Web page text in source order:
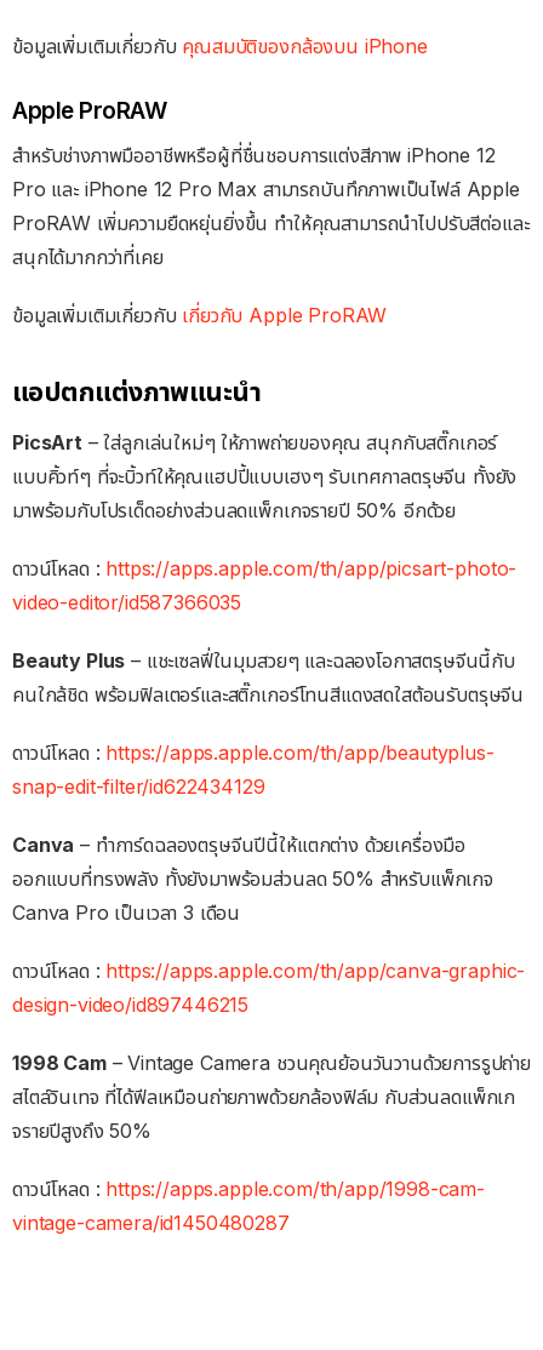
ข้อมูลเพิ่มเติมเกี่ยวกับ คุณสมบัติของกล้องบน iPhone
Apple ProRAW
สำหรับช่างภาพมืออาชีพหรือผู้ที่ชื่นชอบการแต่งสีภาพ iPhone 12
Pro และ iPhone 12 Pro Max สามารถบันทึกภาพเป็นไฟล์ Apple
ProRAW เพิ่มความยืดหยุ่นยิ่งขึ้น ทำให้คุณสามารถนำไปปรับสีต่อและ
สนุกได้มากกว่าที่เคย
ข้อมูลเพิ่มเติมเกี่ยวกับ เกี่ยวกับ Apple ProRAW
แอปตกแต่งภาพแนะนำ
PicsArt– ใส่ลูกเล่นใหม่ๆ ให้ภาพถ่ายของคุณ สนุกกับสติ๊กเกอร์
แบบคิ้วท์ๆ ที่จะบิ้วท์ให้คุณแฮปปี้แบบเฮงๆ รับเทศกาลตรุษจีน ทั้งยัง
มาพร้อมกับโปรเด็ดอย่างส่วนลดแพ็กเกจรายปี 50% อีกด้วย
ดาวน์โหลด : https://apps.apple.com/th/app/picsart-photo-
video-editor/id587366035
Beauty Plus – แชะเซลฟี่ในมุมสวยๆ และฉลองโอกาสตรุษจีนนี้กับ
คนใกล้ชิด พร้อมฟิลเตอร์และสติ๊กเกอร์โทนสีแดงสดใสต้อนรับตรุษจีน
ดาวน์โหลด : https://apps.apple.com/th/app/beautyplus-
snap-edit-filter/id622434129
Canva – ทำการ์ดฉลองตรุษจีนปีนี้ให้แตกต่าง ด้วยเครื่องมือ
ออกแบบที่ทรงพลัง ทั้งยังมาพร้อมส่วนลด 50% สำหรับแพ็กเกจ
Canva Pro เป็นเวลา 3 เดือน
ดาวน์โหลด : https://apps.apple.com/th/app/canva-graphic-
design-video/id897446215
1998 Cam– Vintage Camera ชวนคุณย้อนวันวานด้วยการรูปถ่าย
สไตล์วินเทจ ที่ได้ฟีลเหมือนถ่ายภาพด้วยกล้องฟิล์ม กับส่วนลดแพ็กเก
จรายปีสูงถึง 50%
ดาวน์โหลด : https://apps.apple.com/th/app/1998-cam-
vintage-camera/id1450480287